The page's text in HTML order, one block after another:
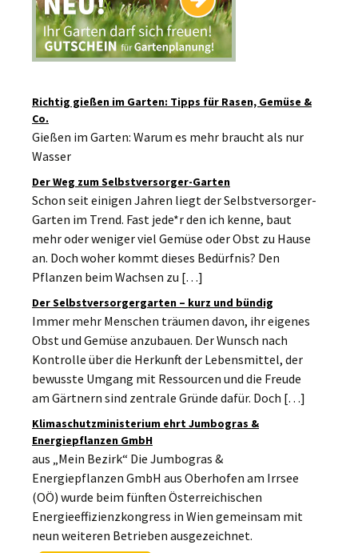
Richtig gießen im Garten: Tipps für Rasen, Gemüse &
Co.
Gießen im Garten: Warum es mehr braucht als nur
Wasser
Der Weg zum Selbstversorger-Garten
Schon seit einigen Jahren liegt der Selbstversorger-
Garten im Trend. Fast jede*r den ich kenne, baut
mehr oder weniger viel Gemüse oder Obst zu Hause
an. Doch woher kommt dieses Bedürfnis? Den
Pflanzen beim Wachsen zu […]
Der Selbstversorgergarten – kurz und bündig
Immer mehr Menschen träumen davon, ihr eigenes
Obst und Gemüse anzubauen. Der Wunsch nach
Kontrolle über die Herkunft der Lebensmittel, der
bewusste Umgang mit Ressourcen und die Freude
am Gärtnern sind zentrale Gründe dafür. Doch […]
Klimaschutzministerium ehrt Jumbogras &
Energiepflanzen GmbH
aus „Mein Bezirk“ Die Jumbogras &
Energiepflanzen GmbH aus Oberhofen am Irrsee
(OÖ) wurde beim fünften Österreichischen
Energieeffizienzkongress in Wien gemeinsam mit
neun weiteren Betrieben ausgezeichnet.